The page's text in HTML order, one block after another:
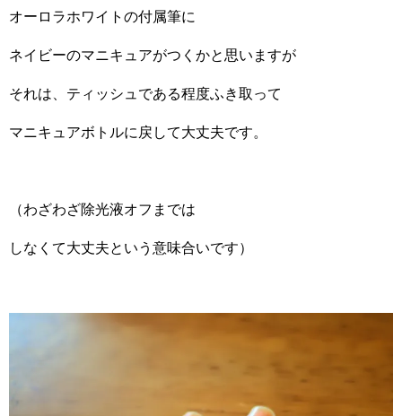
オーロラホワイトの付属筆に
ネイビーのマニキュアがつくかと思いますが
それは、ティッシュである程度ふき取って
マニキュアボトルに戻して大丈夫です。
（わざわざ除光液オフまでは
しなくて大丈夫という意味合いです）